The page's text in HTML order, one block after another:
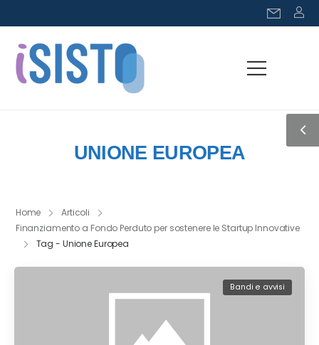
UNIONE EUROPEA
Home
Articoli
Finanziamento a Fondo Perduto per sostenere le Startup Innovative
Tag - Unione Europea
Bandi e avvisi